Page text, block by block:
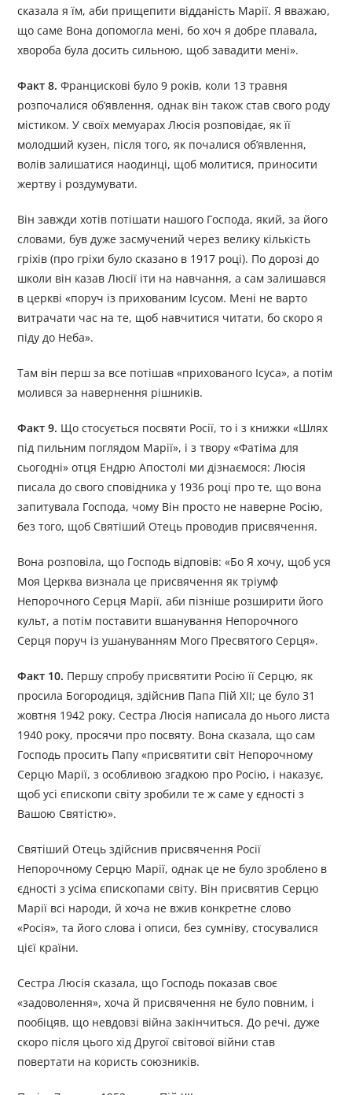
сказала я їм, аби прищепити відданість Марії. Я вважаю,
що саме Вона допомогла мені, бо хоч я добре плавала,
хвороба була досить сильною, щоб завадити мені».
Факт 8. Францискові було 9 років, коли 13 травня
розпочалися об’явлення, однак він також став свого роду
містиком. У своїх мемуарах Люсія розповідає, як її
молодший кузен, після того, як почалися об’явлення,
волів залишатися наодинці, щоб молитися, приносити
жертву і роздумувати.
Він завжди хотів потішати нашого Господа, який, за його
словами, був дуже засмучений через велику кількість
гріхів (про гріхи було сказано в 1917 році). По дорозі до
школи він казав Люсії іти на навчання, а сам залишався
в церкві «поруч із прихованим Ісусом. Мені не варто
витрачати час на те, щоб навчитися читати, бо скоро я
піду до Неба».
Там він перш за все потішав «прихованого Ісуса», а потім
молився за навернення рішників.
Факт 9. Що стосується посвяти Росії, то і з книжки «Шлях
під пильним поглядом Марії», і з твору «Фатіма для
сьогодні» отця Ендрю Апостолі ми дізнаємося: Люсія
писала до свого сповідника у 1936 році про те, що вона
запитувала Господа, чому Він просто не наверне Росію,
без того, щоб Святіший Отець проводив присвячення.
Вона розповіла, що Господь відповів: «Бо Я хочу, щоб уся
Моя Церква визнала це присвячення як тріумф
Непорочного Серця Марії, аби пізніше розширити його
культ, а потім поставити вшанування Непорочного
Серця поруч із ушануванням Мого Пресвятого Серця».
Факт 10. Першу спробу присвятити Росію її Серцю, як
просила Богородиця, здійснив Папа Пій ХІІ; це було 31
жовтня 1942 року. Сестра Люсія написала до нього листа
1940 року, просячи про посвяту. Вона сказала, що сам
Господь просить Папу «присвятити світ Непорочному
Серцю Марії, з особливою згадкою про Росію, і наказує,
щоб усі єпископи світу зробили те ж саме у єдності з
Вашою Святістю».
Святіший Отець здійснив присвячення Росії
Непорочному Серцю Марії, однак це не було зроблено в
єдності з усіма єпископами світу. Він присвятив Серцю
Марії всі народи, й хоча не вжив конкретне слово
«Росія», та його слова і описи, без сумніву, стосувалися
цієї країни.
Сестра Люсія сказала, що Господь показав своє
«задоволення», хоча й присвячення не було повним, і
пообіцяв, що невдовзі війна закінчиться. До речі, дуже
скоро після цього хід Другої світової війни став
повертати на користь союзників.